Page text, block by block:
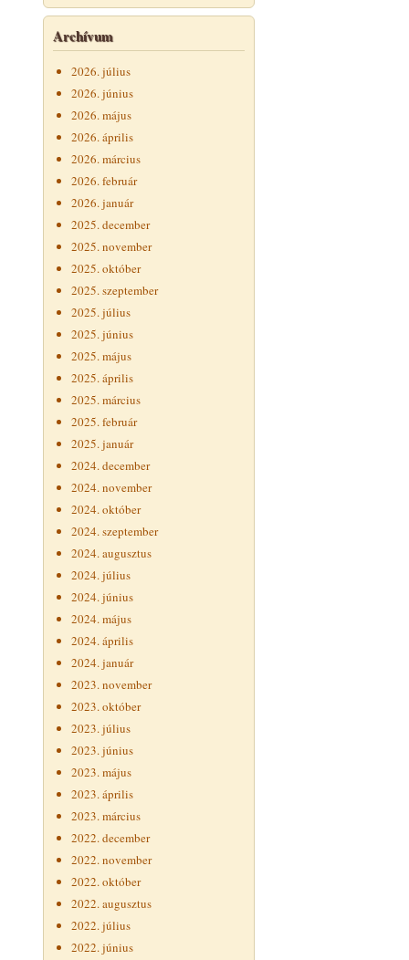
Archívum
2026. július
2026. június
2026. május
2026. április
2026. március
2026. február
2026. január
2025. december
2025. november
2025. október
2025. szeptember
2025. július
2025. június
2025. május
2025. április
2025. március
2025. február
2025. január
2024. december
2024. november
2024. október
2024. szeptember
2024. augusztus
2024. július
2024. június
2024. május
2024. április
2024. január
2023. november
2023. október
2023. július
2023. június
2023. május
2023. április
2023. március
2022. december
2022. november
2022. október
2022. augusztus
2022. július
2022. június